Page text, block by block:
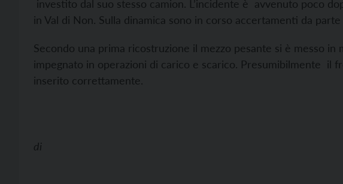
investito dal suo stesso camion. L’incidente è avvenuto poco
in Val di Non. Sulla dinamica sono in corso accertamenti da
Secondo una prima ricostruzione il mezzo pesante si è messo
impegnato in operazioni di carico e scarico. Presumibilmente il
inserito correttamente.
di